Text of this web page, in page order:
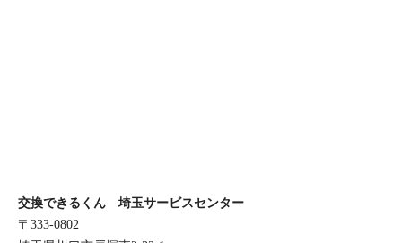
交換できるくん 埼玉サービスセンター
〒333-0802